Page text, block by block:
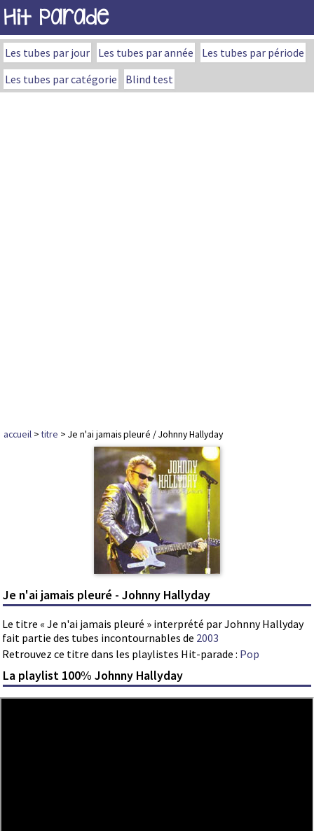
Hit Parade
Les tubes par jour Les tubes par année
Les tubes par période
Les tubes par catégorie
Blind test
accueil >titre > Je n'ai jamais pleuré / Johnny Hallyday
Je n'ai jamais pleuré - Johnny Hallyday
Le titre « Je n'ai jamais pleuré » interprété par Johnny Hallyday
fait partie des tubes incontournables de 2003
Retrouvez ce titre dans les playlistes Hit-parade : Pop
La playlist 100% Johnny Hallyday